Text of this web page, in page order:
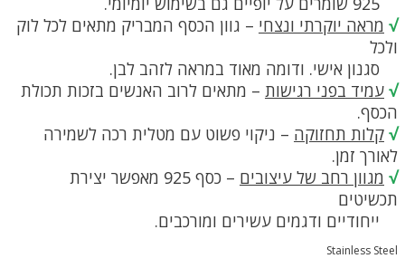
√ מראה יוקרתי ונצחי – גוון הכסף המבריק מתאים לכל לוק
ולכל
סגנון אישי. ודומה מאוד במראה לזהב לבן.
√ עמיד בפני רגישות – מתאים לרוב האנשים בזכות תכולת
הכסף.
√ קלות תחזוקה – ניקוי פשוט עם מטלית רכה לשמירה
לאורך זמן.
√ מגוון רחב של עיצובים
– כסף 925 מאפשר יצירת
תכשיטים
ייחודיים ודגמים עשירים ומורכבים.
Stainless Steel